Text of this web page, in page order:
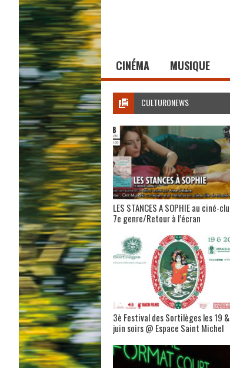
CINÉMA MUSIQUE
CULTURONEWS
LES STANCES A SOPHIE au ciné-
7e genre/Retour à l’écran
3è Festival des Sortilèges les 19
juin soirs @ Espace Saint Michel